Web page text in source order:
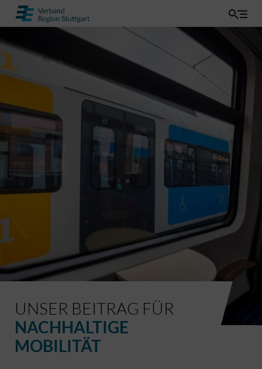
UNSER BEITRAG FÜR
NACHHALTIGE
MOBILITÄT